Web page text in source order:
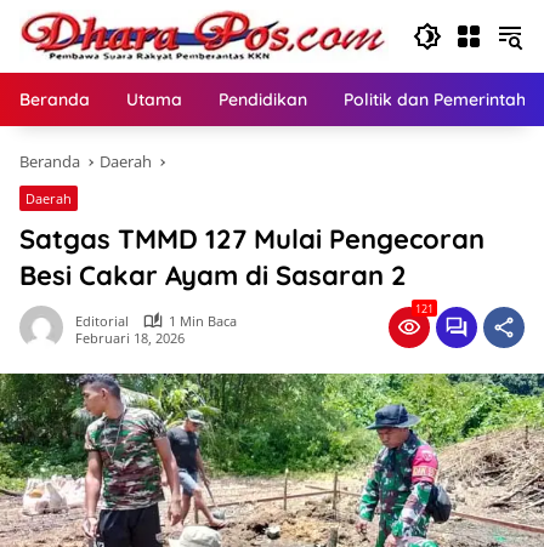
Langsung
konten
Beranda Utama Pendidikan Politik dan
Beranda Daerah
Daerah
Satgas TMMD 127 Mulai Pengecoran
Besi Cakar Ayam di Sasaran 2
Editorial
1 Min Baca
Februari 18, 2026
121